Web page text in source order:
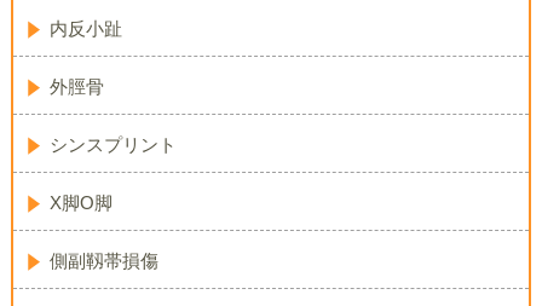
内反小趾
外脛骨
シンスプリント
X脚O脚
側副靱帯損傷